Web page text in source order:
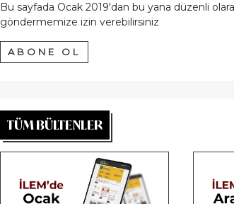
Bu sayfada Ocak 2019'dan bu yana düzenli
göndermemize izin verebilirsiniz
ABONE OL
TÜM BÜLTENLER